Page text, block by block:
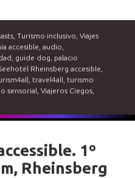
,Turismo inclusivo ,Viajes
accesible ,audio
guide dog
palacio
Rheinsberg accesible
travel4all
turismo
sensorial ,Viajeros Ciegos
Brandenburgo accessible: hotel
1º
Rheinsberg